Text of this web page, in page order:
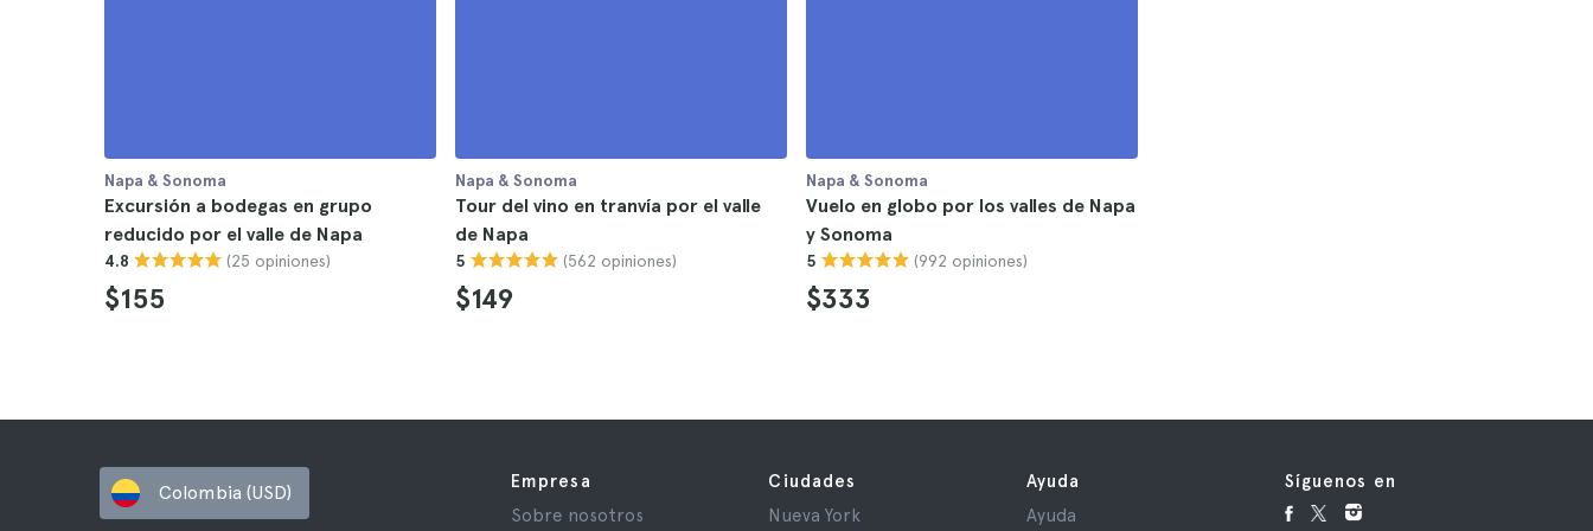
Napa & Sonoma
Excursión a bodegas en grupo
reducido por el valle de Napa
4.8 (25 opiniones)
$155
Napa & Sonoma
Tour del vino en tranvía por el valle
de Napa
5 (562 opiniones)
$149
Napa & Sonoma
Vuelo en globo por los valles de Napa
y Sonoma
5 (992 opiniones)
$333
Colombia (USD)
Empresa
Sobre nosotros
Ciudades
Nueva York
Ayuda
Ayuda
Síguenos en